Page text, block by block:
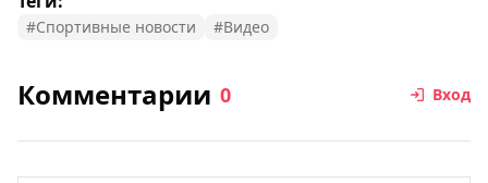
#Спортивные новости #Видео
Комментарии 0 Вход